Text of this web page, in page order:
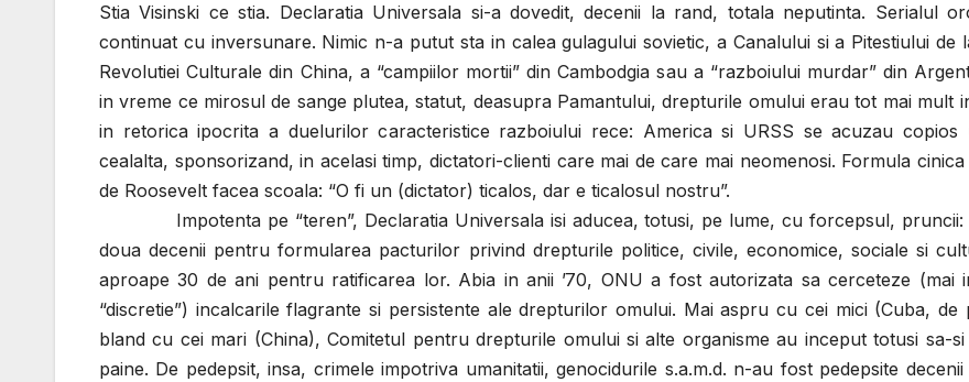
Stia Visinski ce stia. Declaratia Universala si-a dovedit, decenii la rand, totala neputinta. Serialul
continuat cu inversunare. Nimic n-a putut sta in calea gulagului sovietic, a Canalului si a Pitestiului de
Revolutiei Culturale din China, a “campiilor mortii” din Cambodgia sau a “razboiului murdar” din
in vreme ce mirosul de sange plutea, statut, deasupra Pamantului, drepturile omului erau tot mai mult
in retorica ipocrita a duelurilor caracteristice razboiului rece: America si URSS se acuzau copios
cealalta, sponsorizand, in acelasi timp, dictatori-clienti care mai de care mai neomenosi. Formula cinica
de Roosevelt facea scoala: “O fi un (dictator) ticalos, dar e ticalosul nostru”.
Impotenta pe “teren”, Declaratia Universala isi aducea, totusi, pe lume, cu forcepsul, pruncii:
doua decenii pentru formularea pacturilor privind drepturile politice, civile, economice, sociale si
aproape 30 de ani pentru ratificarea lor. Abia in anii ’70, ONU a fost autorizata sa cerceteze (mai
“discretie”) incalcarile flagrante si persistente ale drepturilor omului. Mai aspru cu cei mici (Cuba, de
bland cu cei mari (China), Comitetul pentru drepturile omului si alte organisme au inceput totusi sa-
paine. De pedepsit, insa, crimele impotriva umanitatii, genocidurile s.a.m.d. n-au fost pedepsite